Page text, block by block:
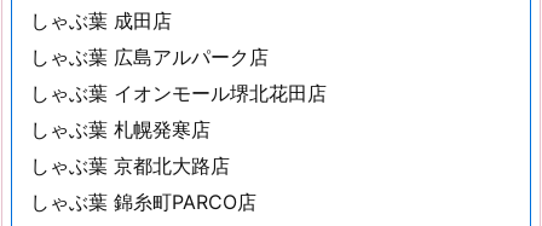
しゃぶ葉 成田店
しゃぶ葉 広島アルパーク店
しゃぶ葉 イオンモール堺北花田店
しゃぶ葉 札幌発寒店
しゃぶ葉 京都北大路店
しゃぶ葉 錦糸町PARCO店